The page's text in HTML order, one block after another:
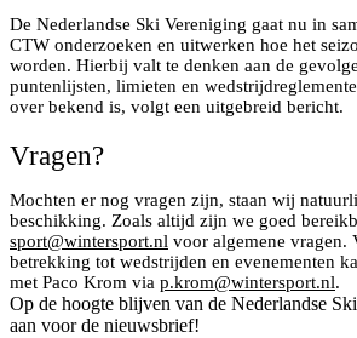
De Nederlandse Ski Vereniging gaat nu in
CTW onderzoeken en uitwerken hoe het
worden. Hierbij valt te denken aan de
puntenlijsten, limieten en
over bekend is, volgt een uitgebreid bericht.
Vragen?
Mochten er nog vragen zijn, staan wij
beschikking. Zoals altijd zijn we goed
sport@wintersport.nl voor algemene vragen.
betrekking tot wedstrijden en evenementen
met Paco Krom via p.krom@wintersport.nl.
Op de hoogte blijven van de Nederlandse
aan voor de nieuwsbrief!